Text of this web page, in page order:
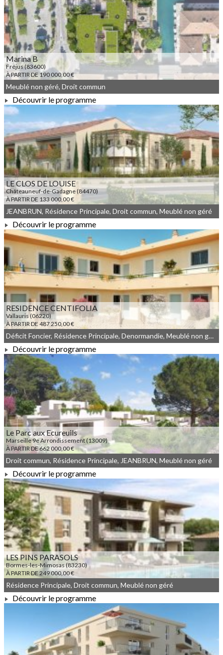
À PARTIR DE 280 000,00 €
Marina B
Fréjus (83600)
À PARTIR DE 190 000,00 €
À PARTIR DE 190 000,00 €
Meublé non géré, Droit commun
Découvrir le programme
LE CLOS DE LOUISE
Châteauneuf-de-Gadagne (84470)
À PARTIR DE 133 000,00 €
À PARTIR DE 133 000,00 €
JEANBRUN, Résidence Principale, Droit commun, Meublé non géré
Découvrir le programme
RESIDENCE CENTIFOLIA
Vallauris (06220)
À PARTIR DE 487 250,00 €
À PARTIR DE 487 250,00 €
Déficit Foncier, Résidence Principale, Denormandie, Meublé non géré, Droit commun
Découvrir le programme
Le Parc aux Ecureuils
Marseille 9e Arrondissement (13009)
À PARTIR DE 662 000,00 €
À PARTIR DE 662 000,00 €
Droit commun, Résidence Principale, JEANBRUN, Meublé non géré
Découvrir le programme
LES PINS PARASOLS
Bormes-les-Mimosas (83230)
À PARTIR DE 249 000,00 €
À PARTIR DE 249 000,00 €
Résidence Principale, Droit commun, Meublé non géré
Découvrir le programme